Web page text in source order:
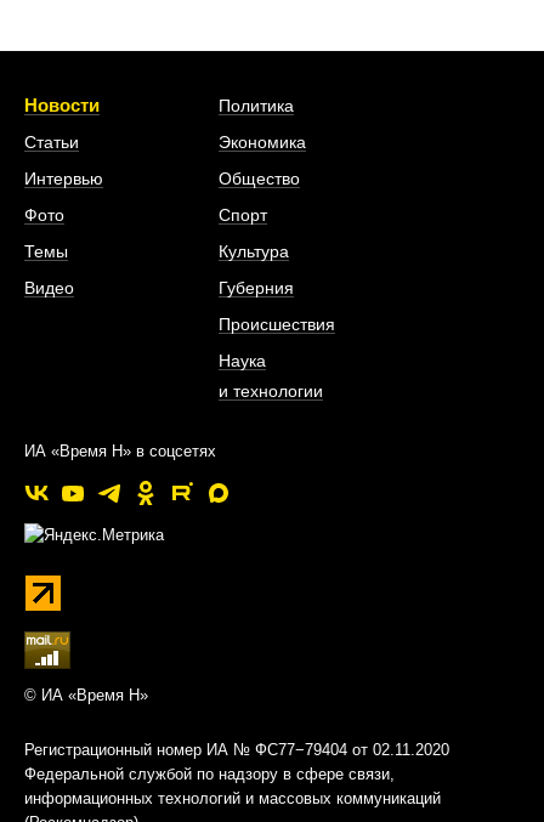
Новости
Статьи
Интервью
Фото
Темы
Видео
Политика
Экономика
Общество
Спорт
Культура
Губерния
Происшествия
Наука
и технологии
ИА «Время Н» в соцсетях
© ИА «Время Н»
Регистрационный номер ИА № ФС77−79404 от 02.11.2020
Федеральной службой по надзору в сфере связи,
информационных технологий и массовых коммуникаций